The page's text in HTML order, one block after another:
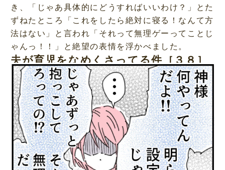
き、「じゃあ具体的にどうすればいいわけ？」とた
ずねたところ「これをしたら絶対に寝る！なんて方
法はない」と言われ「それって無理ゲーってことじ
ゃんっ！！」と絶望の表情を浮かべました。
夫が育児をなめくさってる件［３８］